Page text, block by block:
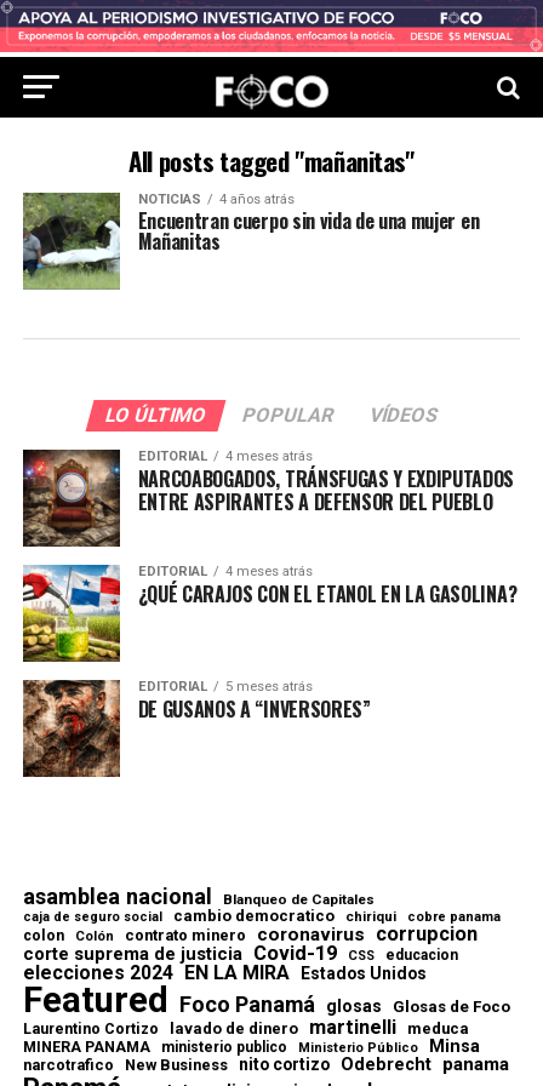
All posts tagged "mañanitas"
NOTICIAS 4 años atrás
Encuentran cuerpo sin vida de una mujer en
Mañanitas
LO ÚLTIMO POPULAR VÍDEOS
EDITORIAL 4 meses atrás
NARCOABOGADOS, TRÁNSFUGAS Y EXDIPUTADOS
ENTRE ASPIRANTES A DEFENSOR DEL PUEBLO
EDITORIAL 4 meses atrás
¿QUÉ CARAJOS CON EL ETANOL EN LA GASOLINA?
EDITORIAL 5 meses atrás
DE GUSANOS A “INVERSORES”
asamblea nacional Blanqueo de Capitales
caja de seguro social cambio democratico chiriqui cobre panama
colon Colón contrato minero coronavirus corrupcion
corte suprema de justicia Covid-19 CSS educacion
elecciones 2024 EN LA MIRA Estados Unidos
Featured Foco Panamá glosas Glosas de Foco
Laurentino Cortizo lavado de dinero martinelli meduca
MINERA PANAMA ministerio publico Ministerio Público Minsa
narcotrafico New Business nito cortizo Odebrecht panama